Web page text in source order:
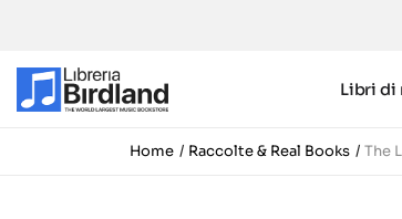
Libri di
Home Raccolte & Real Books The